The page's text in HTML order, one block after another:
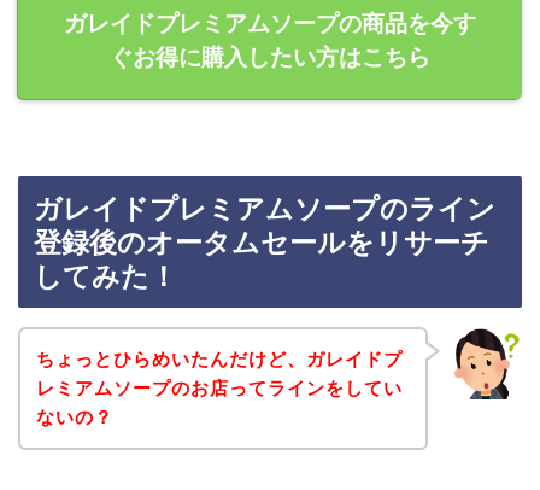
ガレイドプレミアムソープの商品を今す
ぐお得に購入したい方はこちら
ガレイドプレミアムソープのライン
登録後のオータムセールをリサーチ
してみた！
ちょっとひらめいたんだけど、ガレイドプ
レミアムソープのお店ってラインをしてい
ないの？